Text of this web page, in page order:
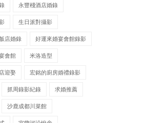
永豐棧酒店婚錄
生日派對攝影
店婚錄 好運來婚宴會館錄影
會館 米洛造型
迎娶 宏銘的廚房婚禮錄影
抓周錄影紀錄 求婚推薦
沙鹿成都川菜館